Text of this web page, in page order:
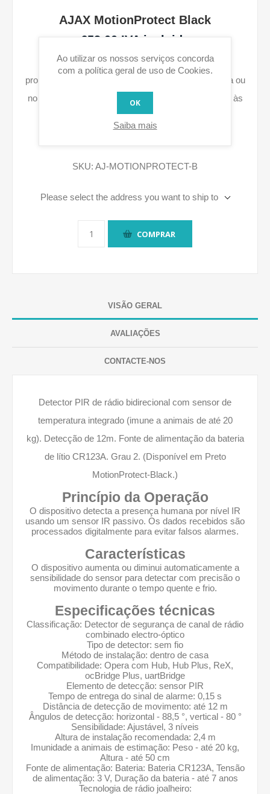
AJAX MotionProtect Black
€53,00 IVA incluido
Detector de movimento sem fio que notifica o
proprietário dos primeiros sinais de intrusão em casa ou
no escritório. O detector é preso à parede em frente às
portas e a outros locais propensos a entrada de
SKU: AJ-MOTIONPROTECT-B
Please select the address you want to ship to
COMPRAR
VISÃO GERAL
AVALIAÇÕES
CONTACTE-NOS
Detector PIR de rádio bidirecional com sensor de
temperatura integrado (imune a animais de até 20
kg). Detecção de 12m. Fonte de alimentação da bateria
de lítio CR123A. Grau 2. (Disponível em Preto
MotionProtect-Black.)
Princípio da Operação
O dispositivo detecta a presença humana por nível IR
usando um sensor IR passivo. Os dados recebidos são
processados ​​digitalmente para evitar falsos alarmes.
Características
O dispositivo aumenta ou diminui automaticamente a
sensibilidade do sensor para detectar com precisão o
movimento durante o tempo quente e frio.
Especificações técnicas
Classificação: Detector de segurança de canal de rádio
combinado electro-óptico
Tipo de detector: sem fio
Método de instalação: dentro de casa
Compatibilidade: Opera com Hub, Hub Plus, ReX,
ocBridge Plus, uartBridge
Elemento de detecção: sensor PIR
Tempo de entrega do sinal de alarme: 0,15 s
Distância de detecção de movimento: até 12 m
Ângulos de detecção: horizontal - 88,5 °, vertical - 80 °
Sensibilidade: Ajustável, 3 níveis
Altura de instalação recomendada: 2,4 m
Imunidade a animais de estimação: Peso - até 20 kg,
Altura - até 50 cm
Fonte de alimentação: Bateria: Bateria CR123A, Tensão
de alimentação: 3 V, Duração da bateria - até 7 anos
Tecnologia de rádio joalheiro:
Ao utilizar os nossos serviços concorda
com a política geral de uso de Cookies.
OK
Saiba mais